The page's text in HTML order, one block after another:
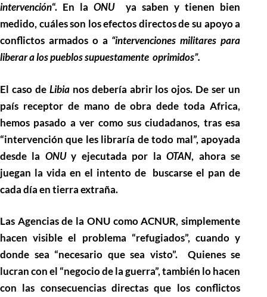
intervención“. En laONU
ya saben y tienen bien
medido, cuáles son los efectos directos de su apoyo a
conflictos armados o a “intervenciones militares para
liberar a los pueblos supuestamente oprimidos”.
El caso de Libianos debería abrir los ojos. De ser un
país receptor de mano de obra dede toda Africa,
hemos pasado a ver como sus ciudadanos, tras esa
“intervención que les libraría de todo mal”, apoyada
desde la ONUy ejecutada por laOTAN, ahorase
juegan la vida en el intento de buscarse el pan de
cada día en tierra extraña.
Las Agencias de la ONU como ACNUR, simplemente
hacen visible el problema “refugiados”, cuando y
donde sea “necesario que sea visto”. Quienes se
lucran con el “negocio de la guerra”, también lo hacen
con las consecuencias directas que los conflictos